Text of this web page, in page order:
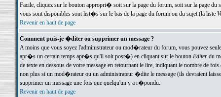
Facile, cliquez sur le bouton appropri� soit sur la page du forum, soit sur la page du
vous sont disponibles sont list�s sur le bas de la page du forum ou du sujet (la liste
Revenir en haut de page
Comment puis-je �diter ou supprimer un message ?
A moins que vous soyez l'administrateur ou mod�rateur du forum, vous pouvez
apr�s un certain temps apr�s qu'il soit post�) en cliquant sur le bouton Editerdu
de texte en dessous de votre message en retournant le lire, indiquant le nombre
non plus si un mod�rateur ou un administrateur �dite le message (ils devraient
supprimer un message une fois que quelqu'un y a r�pondu.
Revenir en haut de page